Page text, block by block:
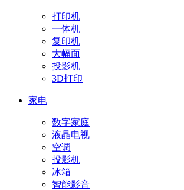
打印机
一体机
复印机
大幅面
投影机
3D打印
家电
数字家庭
液晶电视
空调
投影机
冰箱
智能影音